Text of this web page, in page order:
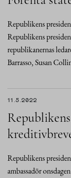
Republikens
Republikens
republikanernas
Barrasso, Susan
11.5.2022
Republikens
ambassadör